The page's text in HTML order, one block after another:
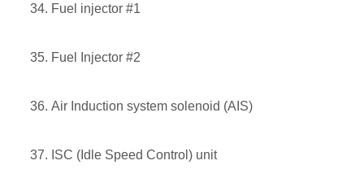
Fuel injector #1
Fuel Injector #2
Air Induction system solenoid (AIS)
ISC (Idle Speed Control) unit